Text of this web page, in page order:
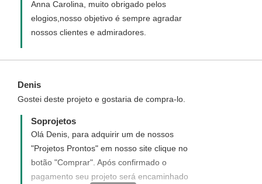
Anna Carolina, muito obrigado pelos
elogios,nosso objetivo é sempre agradar
nossos clientes e admiradores.
Denis
Gostei deste projeto e gostaria de compra-lo.
Soprojetos
Olá Denis, para adquirir um de nossos
"Projetos Prontos" em nosso site clique no
botão "Comprar". Após confirmado o
pagamento seu projeto será encaminhado